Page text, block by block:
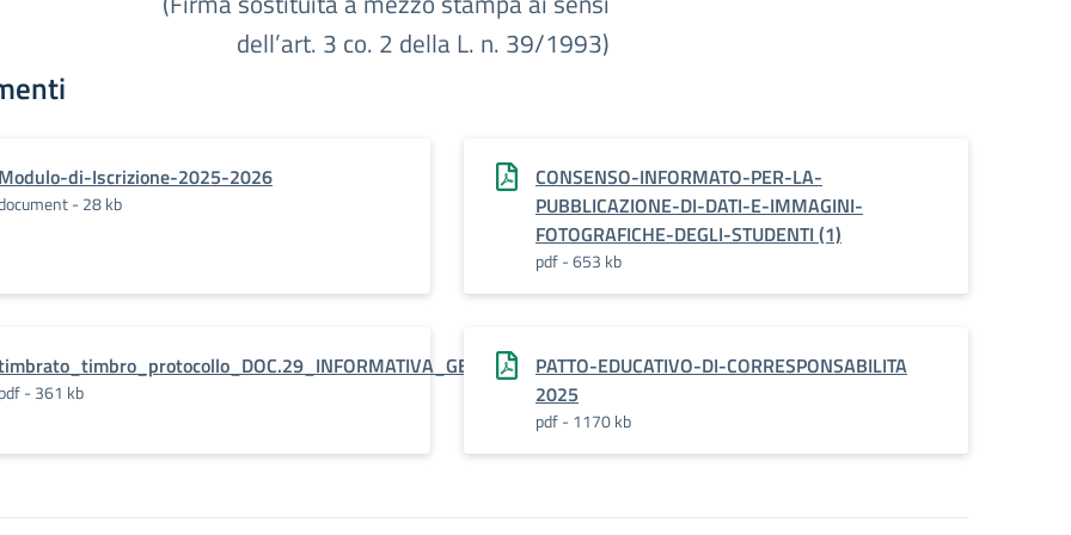
dell’art. 3 co. 2 della L. n. 39/1993)
di-Iscrizione-2025-2026
- 28 kb
CONSENSO-INFORMATO-PER-LA-
PUBBLICAZIONE-DI-DATI-E-IMMAGINI-
FOTOGRAFICHE-DEGLI-STUDENTI (1)
pdf - 653 kb
- 361 kb
PATTO-EDUCATIVO-DI-CORRESPONSABILITA
2025
pdf - 1170 kb